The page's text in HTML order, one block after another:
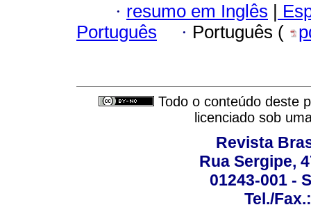
· resumo em Inglês |
Português
· Português (
Todo o conteúdo deste
licenciado sob
Revista
Rua Sergipe,
01243-001 -
Tel./